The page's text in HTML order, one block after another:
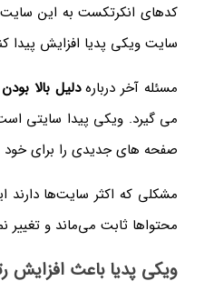
کدهای انکرتکست به این
سایت ویکی پدیا افزایش پیدا
مسئله آخر دربارهدلیل بالا
می گیرد. ویکی پیدا سایتی
صفحه های جدیدی را برای خود
مشکلی که اکثر سایت‌ها دارند
محتواها ثابت می‌ماند و
ویکی پدیا باعث